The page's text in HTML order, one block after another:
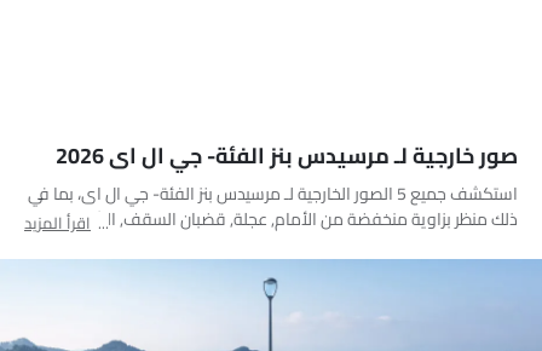
صور خارجية لـ مرسيدس بنز الفئة- جي ال اى 2026
استكشف جميع 5 الصور الخارجية لـ مرسيدس بنز الفئة- جي ال اى، بما في
ذلك منظر بزاوية منخفضة من الأمام, عجلة, قضبان السقف, الشعار, منظر
اقرأ المزيد